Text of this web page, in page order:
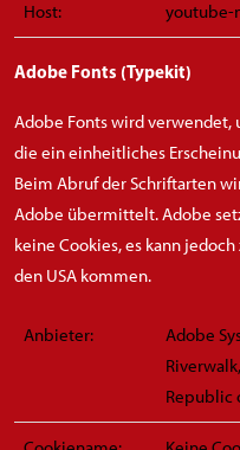
Host: youtube-
Adobe Fonts (Typekit)
Adobe Fonts wird
die ein einheitliches
Beim Abruf der Schriftarten
Adobe übermittelt. Adobe
keine Cookies, es kann
den USA kommen.
Anbieter:
Adobe
Republic